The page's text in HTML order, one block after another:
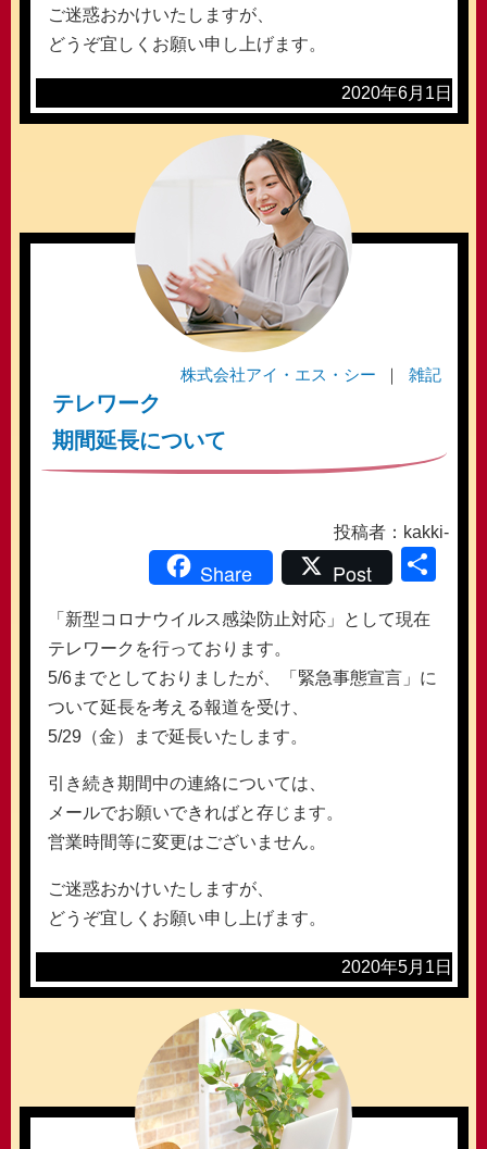
ご迷惑おかけいたしますが、
どうぞ宜しくお願い申し上げます。
2020年6月1日
株式会社アイ・エス・シー 雑記
テレワーク
期間延長について
投稿者：kakki-
Share Post
「新型コロナウイルス感染防止対応」として現在
テレワークを行っております。
5/6までとしておりましたが、「緊急事態宣言」に
ついて延長を考える報道を受け、
5/29（金）まで延長いたします。
引き続き期間中の連絡については、
メールでお願いできればと存じます。
営業時間等に変更はございません。
ご迷惑おかけいたしますが、
どうぞ宜しくお願い申し上げます。
2020年5月1日